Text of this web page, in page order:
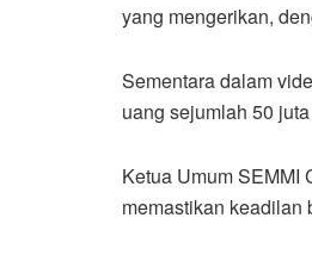
yang mengerikan,
Sementara dalam
uang sejumlah 50
Ketua Umum SEMMI
memastikan keadilan